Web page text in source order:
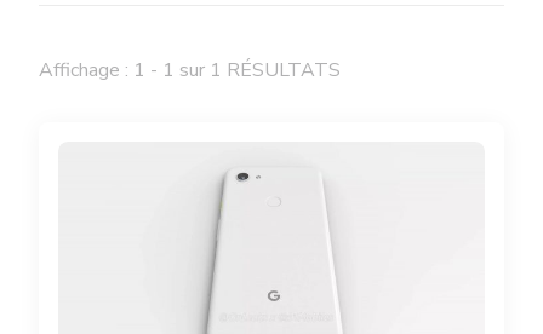
Affichage : 1 - 1 sur 1 RÉSULTATS